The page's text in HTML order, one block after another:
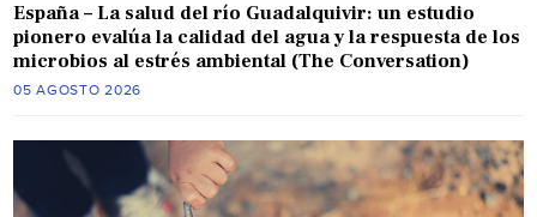
España – La salud del río Guadalquivir: un estudio
pionero evalúa la calidad del agua y la respuesta de los
microbios al estrés ambiental (The Conversation)
05 AGOSTO 2026